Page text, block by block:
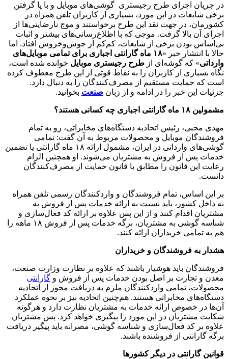
در جریان اجرای طرح رجیستری گوشی‌های موبایل و با پا گرفتن
برخی شایعات در این مورد، بسیاری از کاربران تلفن‌ همراه در
کشورمان، در جهت نقد این طرح برخواستند و موج نارضایتی‌ها از
اجرای آن بالا گرفت. موجی که با اطلاع‌رسانی‌های بیشتر و اثبات
بی‌اساس بودن برخی از شایعات، کم‌کم از جوش‌و‌خروش افتاد. اما
حالا با انتشار خبر «
۱۸ ماه گارانتی اجباری برای تمامی موبایل‌های
وارداتی» که گوشه‌ای از طرح رجیستری موبایل خوانده شده است،
نگاه‌ بسیاری از کاربران را به نقاط قوتی از این طرح معطوف کرده
است که حمایت مستقیم از مصرف‌کنندگان را به دنبال دارد.
جزئیات این خبر را در ادامه و از زبان صنعت بخوانید.
مشمولین ۱۸ ماه گارانتی اجباری چه کسانی هستند؟
مهدی محبی، رئیس اتحادیه دستگاه‌های مخابراتی، رو به تمام
فروشندگان موبایل و محصولات مربوط به آن گفت: تمامی
گوشی‌های وارداتی در ایران، مشمول ارائه ۱۸ ماه گارانتی یا تضمین
خدمات پس از فروش به مشتریان می‌شوند. او همچنین الزام
رعایت این قانون را مطابق با قانون حمایت از مصرف‌کنندگان
دانست.
بر این اساس، تمام فروشندگان و واردکنندگان رسمی تلفن همراه
به داخل کشور، باید نسبت به ارائه خدمات پس از فروش به
مشتریان اقدام کنند و از این پس علاوه بر ارائه کد فعال‌سازی و
شناسه گوشی به مشتریان، برگه خدمات پس از فروش ۱۸ ماهه را
هم به تمامی خریداران ارائه کنند.
هشدار به فروشندگان و خریداران
فروشندگان باید هوشیار باشند که علاوه بر نظارت وزارت صنعت،
معدن و تجارت بر اصل بودن خدمات پس از فروش و گارانتی
محصولات، تمامی واردکنندگان ملزم به دریافت مجوز از اتحادیه
دستگاه‌های مخابراتی هستند. هم‌چنین اتحادیه نیز بر نحوه عملکرد
آن‌ها در خصوص ارائه خدمات به مشتریان نظارت دارد و هرگونه
شکایت مشتریان در این مورد را پیگیری خواهد کرد. پس مشتریان
علاوه بر کد فعال‌سازی و شناسه گوشی، مصرانه باید پیگیر دریافت
برگه گارانتی از فروشنده باشند.
قوانین گارانتی در دیگر کشورها